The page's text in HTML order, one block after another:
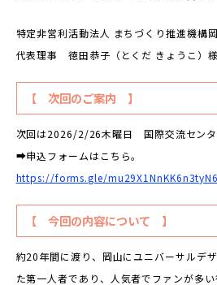
特定非営利活動法人 まちづくり推進機構
代表理事 徳田恭子（とくだ きょうこ）様
【 次回のご案内 】
次回は2026/2/26木曜日 国際交流セン
➡申込フォームはこちら。
https://forms.gle/mu29X1NnKK6n3tyN6
【 今回の内容について 】
約20年間に渡り、岡山にユニバーサルデ
た第一人者であり、人気者でファンが多